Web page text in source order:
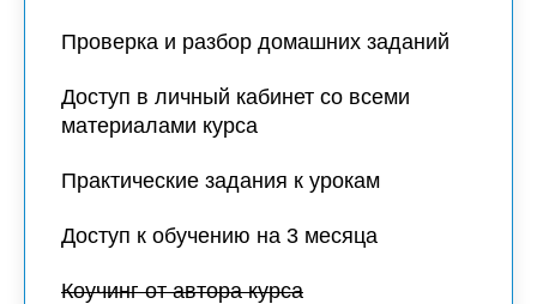
Проверка и разбор домашних заданий
Доступ в личный кабинет со всеми
материалами курса
Практические задания к урокам
Доступ к обучению на 3 месяца
Коучинг от автора курса